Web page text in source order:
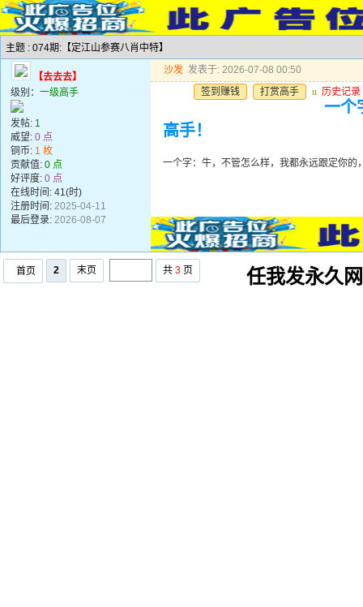
主题 : 074期:【定江山参赛八肖中特】
【去去去】
级别： 一级高手
发帖: 1
威望: 0 点
铜币: 1 枚
贡献值: 0 点
好评度: 0 点
在线时间: 41(时)
注册时间: 2025-04-11
最后登录: 2026-08-07
沙发 发表于: 2026-07-08 00:50
签到赚钱
打赏高手 u 历史记录
一个
高手！
一个字：牛，不管怎么样，我都永远跟定你的
首页 2 末页 共 3 页 任我发永久